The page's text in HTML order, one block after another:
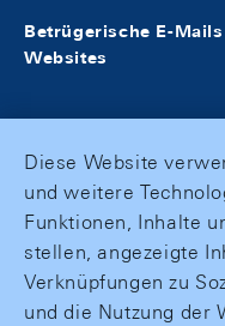
Betrügerische E-
Websites
Diese Website
und weitere
Funktionen, Inhalte
stellen, angezeigte
Verknüpfungen zu
und die Nutzung der